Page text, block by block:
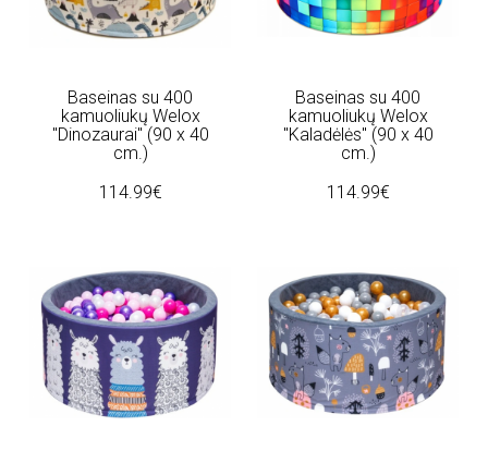
Baseinas su 400
kamuoliukų Welox
"Dinozaurai" (90 x 40
cm.)
114.99€
Baseinas su 400
kamuoliukų Welox
"Kaladėlės" (90 x 40
cm.)
114.99€